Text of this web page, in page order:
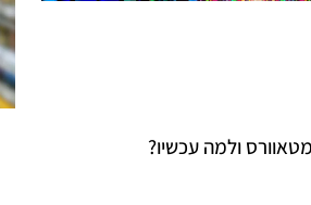
ולמה עכשיו?